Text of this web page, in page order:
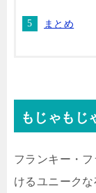
まとめ
もじゃもじ
フランキー・
けるユニークな